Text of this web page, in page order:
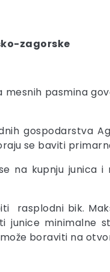
zagorske
pasmina
gospodarstva
se baviti
na kupnju junica
rasplodni bik.
minimalne
boraviti na